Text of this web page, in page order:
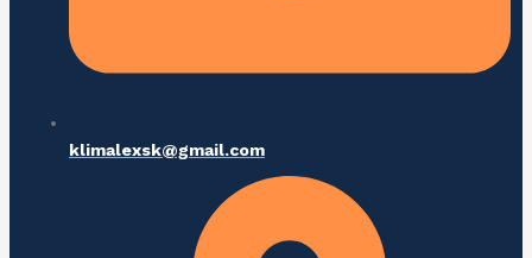
klimalexsk@gmail.com